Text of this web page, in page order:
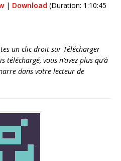
| Download (Duration: 1:10:45
un clic droit sur Télécharger
vous n’avez plus qu’à
dans votre lecteur de